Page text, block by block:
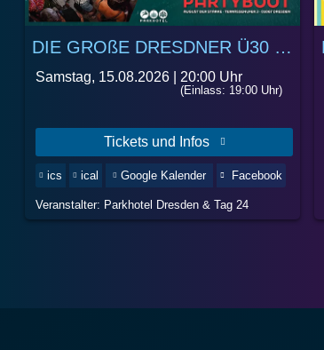
DIE GROßE DRESDNER Ü30 BOOTSPARTY
Samstag, 15.08.2026 |
(Einlass: 19:00 Uhr)
20:00 Uhr
Tickets und Infos
ics ical Google Kalender Facebook
Veranstalter: Parkhotel Dresden & Tag 24